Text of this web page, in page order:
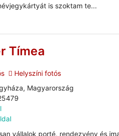
is szoktam te...
Tímea
Helyszíni fotós
Magyarország
vállalok porté, rendezvény és